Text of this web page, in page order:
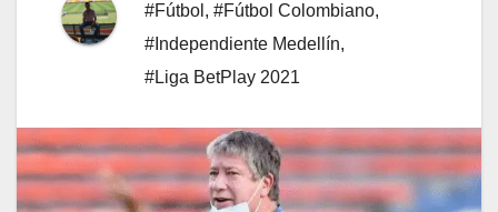
#Fútbol , #Fútbol Colombiano,
#Independiente Medellín,
#Liga BetPlay 2021